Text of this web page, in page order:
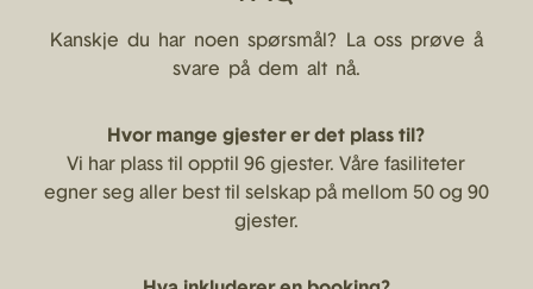
Kanskje du har noen spørsmål? La oss prøve å
svare på dem alt nå.
Hvor mange gjester er det plass til?
Vi har plass til opptil 96 gjester. Våre fasiliteter
egner seg aller best til selskap på mellom 50 og 90
gjester.